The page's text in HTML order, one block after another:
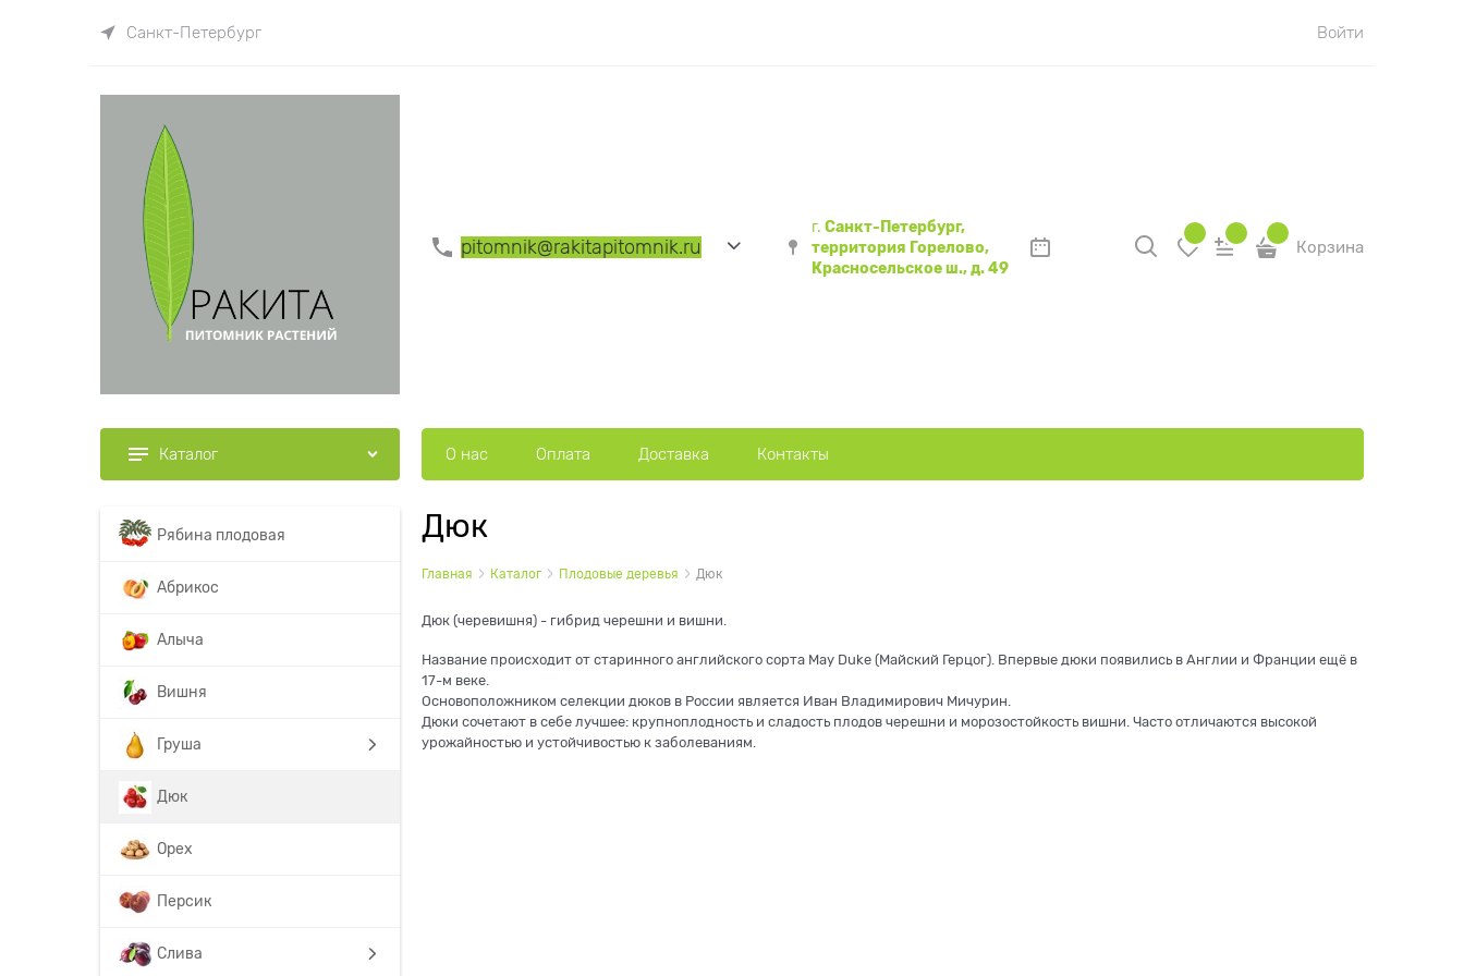
Санкт-Петербург Войти
pitomnik@rakitapitomnik.ru
г. Санкт-Петербург,
территория Горелово,
Красносельское ш., д. 49
Корзина
Каталог О нас Оплата Доставка Контакты
Рябина плодовая
Абрикос
Алыча
Вишня
Груша
Дюк
Орех
Персик
Слива
Дюк
Главная Каталог Плодовые деревья Дюк
Дюк (черевишня) - гибрид черешни и вишни.
Название происходит от старинного английского сорта May Duke (Майский Герцог). Впервые дюки появились в Англии и Франции ещё в
17-м веке.
Основоположником селекции дюков в России является Иван Владимирович Мичурин.
Дюки сочетают в себе лучшее: крупноплодность и сладость плодов черешни и морозостойкость вишни. Часто отличаются высокой
урожайностью и устойчивостью к заболеваниям.